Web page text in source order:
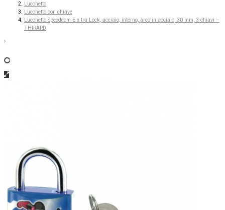
Lucchetto
Lucchetto con chiave
Lucchetto Speedcom E x tra Lock, acciaio, interno, arco in acciaio, 30 mm, 3 chiavi –
THIRARD